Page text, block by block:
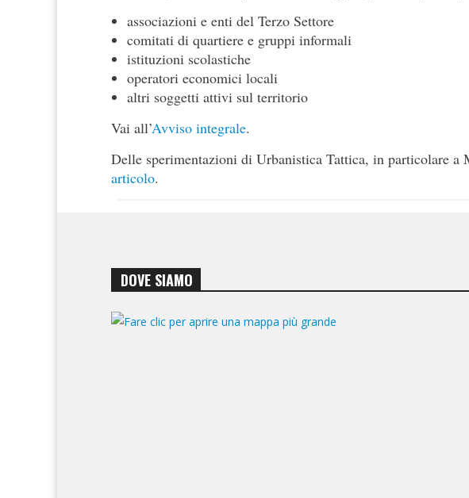
associazioni e enti del Terzo Settore
comitati di quartiere e gruppi informali
istituzioni scolastiche
operatori economici locali
altri soggetti attivi sul territorio
Vai all’Avviso integrale.
Delle sperimentazioni di Urbanistica Tattica, in particolare a
articolo.
DOVE SIAMO